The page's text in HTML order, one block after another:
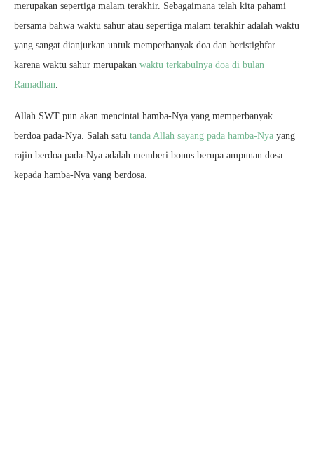
merupakan sepertiga malam terakhir. Sebagaimana telah kita pahami
bersama bahwa waktu sahur atau sepertiga malam terakhir adalah waktu
yang sangat dianjurkan untuk memperbanyak doa dan beristighfar
karena waktu sahur merupakan waktu terkabulnya doa di bulan
Ramadhan.
Allah SWT pun akan mencintai hamba-Nya yang memperbanyak
berdoa pada-Nya. Salah satu tanda Allah sayang pada hamba-Nya yang
rajin berdoa pada-Nya adalah memberi bonus berupa ampunan dosa
kepada hamba-Nya yang berdosa.